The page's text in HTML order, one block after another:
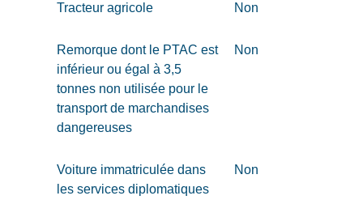
Tracteur agricole Non
Remorque dont le PTAC est
inférieur ou égal à 3,5
tonnes non utilisée pour le
transport de marchandises
dangereuses
Non
Voiture immatriculée dans
les services diplomatiques
Non